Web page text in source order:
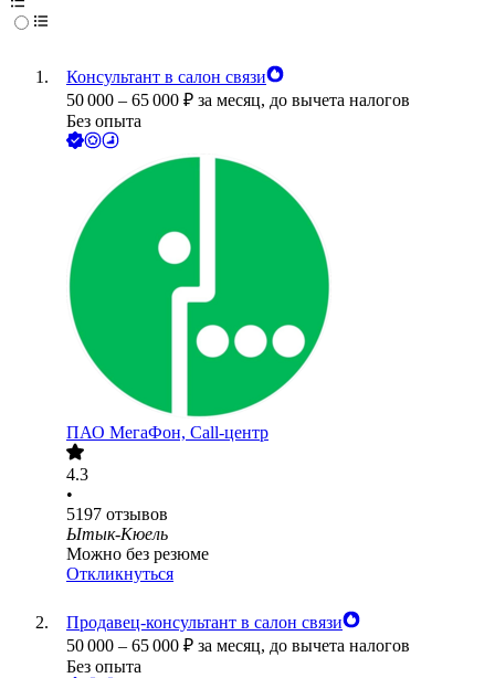
Консультант в салон связи
50 000 – 65 000 ₽ за месяц, до вычета налогов
Без опыта
ПАО МегаФон, Call-центр
4.3
•
5197 отзывов
Ытык-Кюель
Можно без резюме
Откликнуться
Продавец-консультант в салон связи
50 000 – 65 000 ₽ за месяц, до вычета налогов
Без опыта